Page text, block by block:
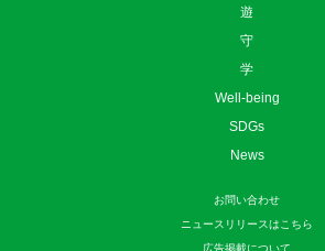
遊
守
学
Well-being
SDGs
News
お問い合わせ
ニュースリリースはこちら
広告掲載について